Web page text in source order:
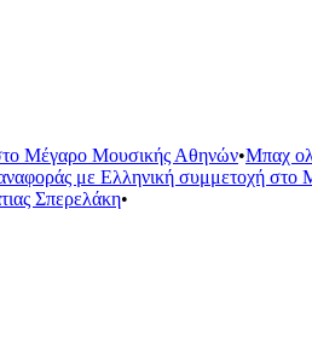
Μέγαρο Μουσικής Αθηνών•Μπαχ
με Ελληνική συμμετοχή
Σπερελάκη•